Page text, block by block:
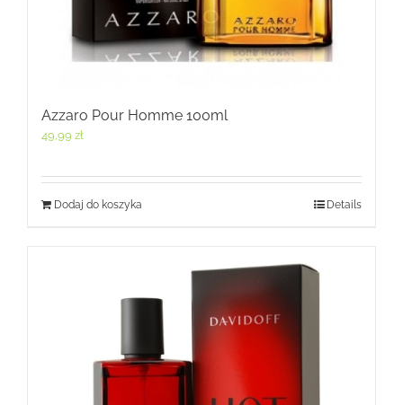
Azzaro Pour Homme 100ml
49,99 zł
Dodaj do koszyka Details